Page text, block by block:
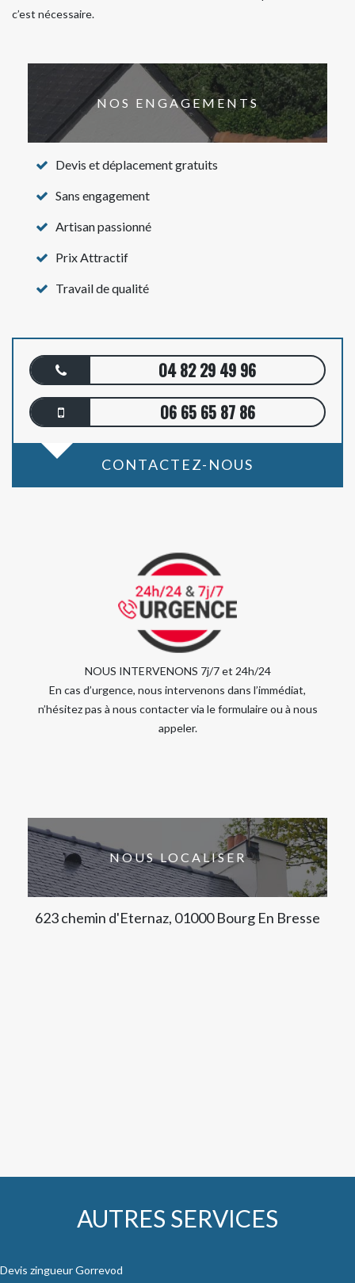
c’est nécessaire.
NOS ENGAGEMENTS
Devis et déplacement gratuits
Sans engagement
Artisan passionné
Prix Attractif
Travail de qualité
04 82 29 49 96
06 65 65 87 86
CONTACTEZ-NOUS
NOUS INTERVENONS 7j/7 et 24h/24
En cas d’urgence, nous intervenons dans l’immédiat,
n’hésitez pas à nous contacter via le formulaire ou à nous
appeler.
NOUS LOCALISER
623 chemin d'Eternaz, 01000 Bourg En Bresse
AUTRES SERVICES
Devis zingueur Gorrevod